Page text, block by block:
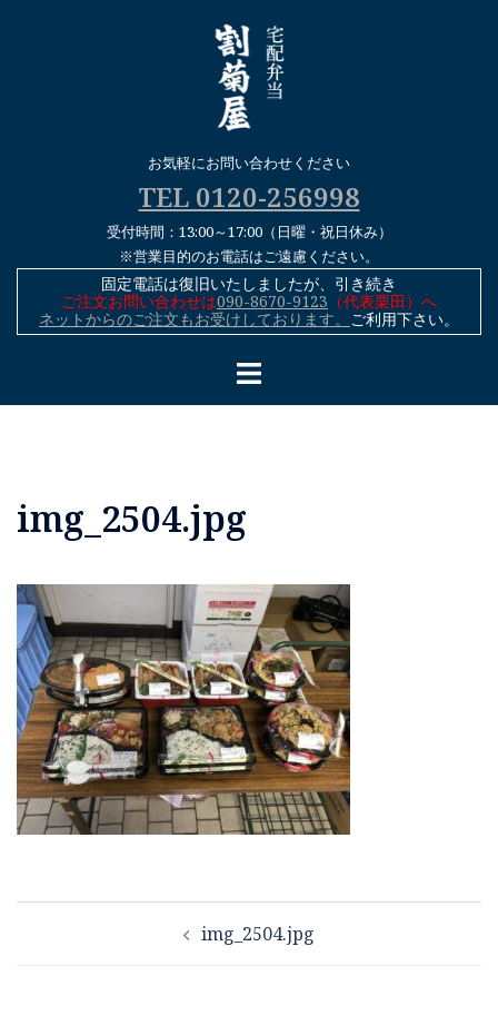
お気軽にお問い合わせください
TEL 0120-256998
受付時間：13:00～17:00（日曜・祝日休み）
※営業目的のお電話はご遠慮ください。
固定電話は復旧いたしましたが、引き続き
ご注文お問い合わせは090-8670-9123 （代表栗田）へ
ネットからのご注文もお受けしております。 ご利用下さい。
img_2504.jpg
投
ナ
img_2504.jpg